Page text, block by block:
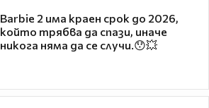
Barbie 2 има краен срок до 2026,
който трябва да спази, иначе
никога няма да се случи.😯💥